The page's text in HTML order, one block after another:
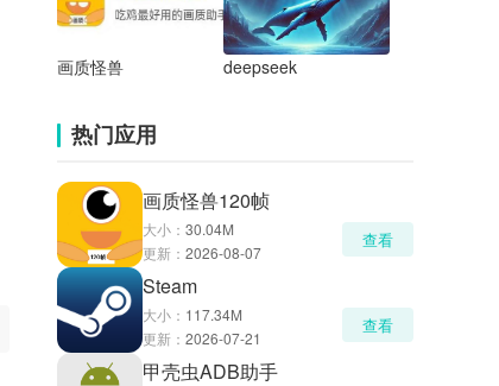
画质怪兽 deepseek
热门应用
画质怪兽120帧
大小： 30.04M
更新： 2026-08-07
查看
Steam
大小： 117.34M
更新： 2026-07-21
查看
甲壳虫ADB助手